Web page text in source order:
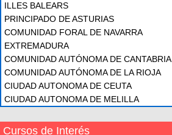
ILLES BALEARS
PRINCIPADO DE ASTURIAS
COMUNIDAD FORAL DE NAVARRA
EXTREMADURA
COMUNIDAD AUTÓNOMA DE CANTABRIA
COMUNIDAD AUTÓNOMA DE LA RIOJA
CIUDAD AUTONOMA DE CEUTA
CIUDAD AUTONOMA DE MELILLA
Cursos de Interés